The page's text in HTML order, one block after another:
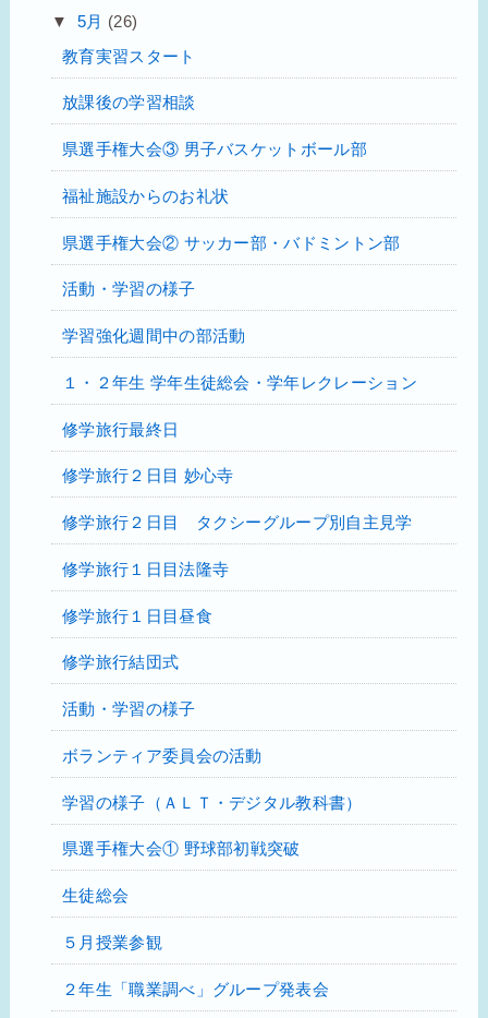
▼ 5月 (26)
教育実習スタート
放課後の学習相談
県選手権大会③ 男子バスケットボール部
福祉施設からのお礼状
県選手権大会② サッカー部・バドミントン部
活動・学習の様子
学習強化週間中の部活動
１・２年生 学年生徒総会・学年レクレーション
修学旅行最終日
修学旅行２日目 妙心寺
修学旅行２日目 タクシーグループ別自主見学
修学旅行１日目法隆寺
修学旅行１日目昼食
修学旅行結団式
活動・学習の様子
ボランティア委員会の活動
学習の様子（ＡＬＴ・デジタル教科書）
県選手権大会① 野球部初戦突破
生徒総会
５月授業参観
２年生「職業調べ」グループ発表会